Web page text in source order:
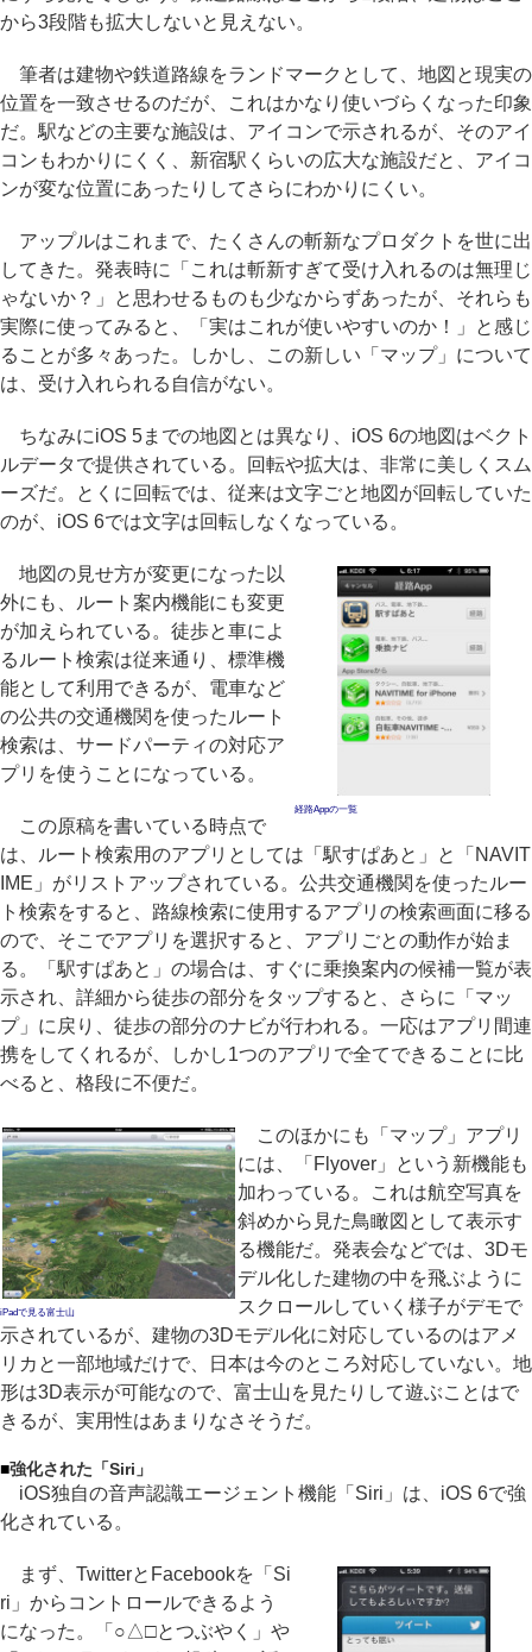
から3段階も拡大しないと見えない。
筆者は建物や鉄道路線をランドマークとして、地図と現実の
位置を一致させるのだが、これはかなり使いづらくなった印象
だ。駅などの主要な施設は、アイコンで示されるが、そのアイ
コンもわかりにくく、新宿駅くらいの広大な施設だと、アイコ
ンが変な位置にあったりしてさらにわかりにくい。
アップルはこれまで、たくさんの斬新なプロダクトを世に出
してきた。発表時に「これは斬新すぎて受け入れるのは無理じ
ゃないか？」と思わせるものも少なからずあったが、それらも
実際に使ってみると、「実はこれが使いやすいのか！」と感じ
ることが多々あった。しかし、この新しい「マップ」について
は、受け入れられる自信がない。
ちなみにiOS 5までの地図とは異なり、iOS 6の地図はベクト
ルデータで提供されている。回転や拡大は、非常に美しくスム
ーズだ。とくに回転では、従来は文字ごと地図が回転していた
のが、iOS 6では文字は回転しなくなっている。
経路Appの一覧
地図の見せ方が変更になった以
外にも、ルート案内機能にも変更
が加えられている。徒歩と車によ
るルート検索は従来通り、標準機
能として利用できるが、電車など
の公共の交通機関を使ったルート
検索は、サードパーティの対応ア
プリを使うことになっている。
この原稿を書いている時点で
は、ルート検索用のアプリとしては「駅すぱあと」と「NAVIT
IME」がリストアップされている。公共交通機関を使ったルー
ト検索をすると、路線検索に使用するアプリの検索画面に移る
ので、そこでアプリを選択すると、アプリごとの動作が始ま
る。「駅すぱあと」の場合は、すぐに乗換案内の候補一覧が表
示され、詳細から徒歩の部分をタップすると、さらに「マッ
プ」に戻り、徒歩の部分のナビが行われる。一応はアプリ間連
携をしてくれるが、しかし1つのアプリで全てできることに比
べると、格段に不便だ。
iPadで見る富士山
このほかにも「マップ」アプリ
には、「Flyover」という新機能も
加わっている。これは航空写真を
斜めから見た鳥瞰図として表示す
る機能だ。発表会などでは、3Dモ
デル化した建物の中を飛ぶように
スクロールしていく様子がデモで
示されているが、建物の3Dモデル化に対応しているのはアメ
リカと一部地域だけで、日本は今のところ対応していない。地
形は3D表示が可能なので、富士山を見たりして遊ぶことはで
きるが、実用性はあまりなさそうだ。
■強化された「Siri」
iOS独自の音声認識エージェント機能「Siri」は、iOS 6で強
化されている。
まず、TwitterとFacebookを「Si
ri」からコントロールできるよう
になった。「○△□とつぶやく」や